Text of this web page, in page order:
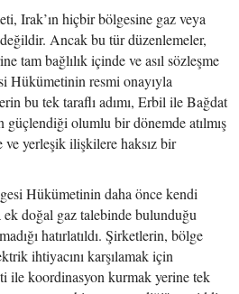
Irak’ın hiçbir bölgesine gaz veya
Ancak bu tür düzenlemeler,
tam bağlılık içinde ve asıl sözleşme
Hükümetinin resmi onayıyla
bu tek taraflı adımı, Erbil ile Bağdat
olumlu bir dönemde atılmış
yerleşik ilişkilere haksız bir
Hükümetinin daha önce kendi
doğal gaz talebinde bulunduğu
hatırlatıldı. Şirketlerin, bölge
ihtiyacını karşılamak için
ile koordinasyon kurmak yerine tek